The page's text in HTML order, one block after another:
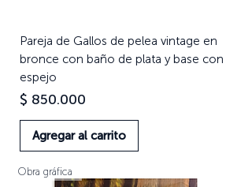
Pareja de Gallos de pelea vintage en
bronce con baño de plata y base con
espejo
Precio
$ 850.000
Agregar al carrito
Obra gráfica